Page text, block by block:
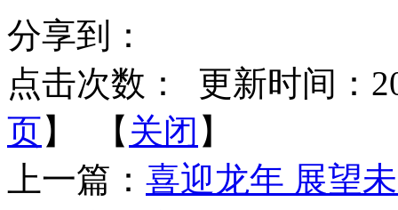
分享到：
点击次数：
更新时间：
页】 【 关闭 】
上一篇： 喜迎龙年 展望